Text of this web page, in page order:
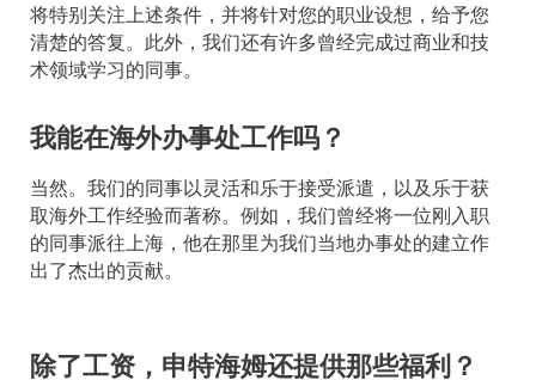
将特别关注上述条件，并将针对您的职业设想，给予您
清楚的答复。此外，我们还有许多曾经完成过商业和技
术领域学习的同事。
我能在海外办事处工作吗？
当然。我们的同事以灵活和乐于接受派遣，以及乐于获
取海外工作经验而著称。例如，我们曾经将一位刚入职
的同事派往上海，他在那里为我们当地办事处的建立作
出了杰出的贡献。
除了工资，申特海姆还提供那些福利？